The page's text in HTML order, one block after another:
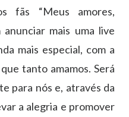
fãs “Meus amores,
mais uma live
mais especial, com a
tanto amamos. Será
para nós e, através da
a alegria e promover